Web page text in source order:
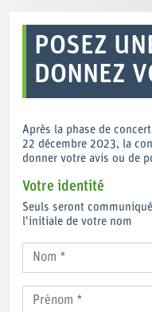
POSEZ
DONNEZ
Après la phase de
22 décembre 2023, la
donner votre avis ou de
Votre identité
Seuls seront
l'initiale de votre nom